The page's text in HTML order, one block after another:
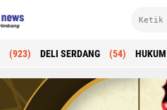
(923) DELI SERDANG (54) HUKUM